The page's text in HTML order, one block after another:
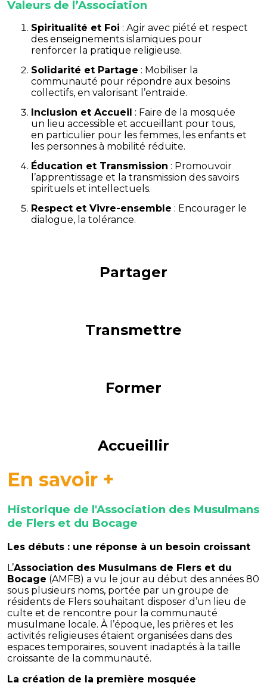
Valeurs de l’Association
Spiritualité et Foi : Agir avec piété et respect
des enseignements islamiques pour
renforcer la pratique religieuse.
Solidarité et Partage : Mobiliser la
communauté pour répondre aux besoins
collectifs, en valorisant l’entraide.
Inclusion et Accueil : Faire de la mosquée
un lieu accessible et accueillant pour tous,
en particulier pour les femmes, les enfants et
les personnes à mobilité réduite.
Éducation et Transmission : Promouvoir
l’apprentissage et la transmission des savoirs
spirituels et intellectuels.
Respect et Vivre-ensemble : Encourager le
dialogue, la tolérance.
Partager
Transmettre
Former
Accueillir
En savoir +
Historique de l'Association des Musulmans
de Flers et du Bocage
Les débuts : une réponse à un besoin croissant
L’Association des Musulmans de Flers et du
Bocage (AMFB) a vu le jour au début des années 80
sous plusieurs noms, portée par un groupe de
résidents de Flers souhaitant disposer d’un lieu de
culte et de rencontre pour la communauté
musulmane locale. À l’époque, les prières et les
activités religieuses étaient organisées dans des
espaces temporaires, souvent inadaptés à la taille
croissante de la communauté.
La création de la première mosquée